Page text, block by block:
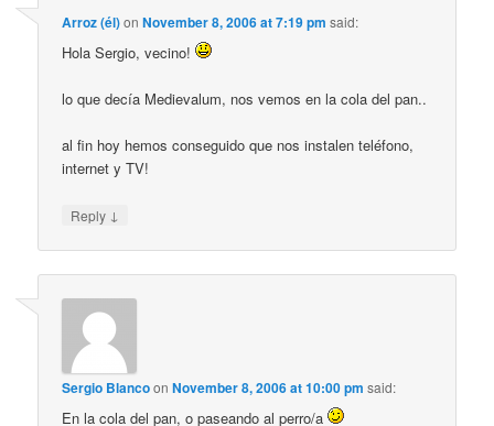
Arroz (él)onNovember 8, 2006 at 7:19 pm said:
Hola Sergio, vecino!
lo que decía Medievalum, nos vemos en la cola del pan..
al fin hoy hemos conseguido que nos instalen teléfono,
internet y TV!
Reply ↓
Sergio BlancoonNovember 8, 2006 at 10:00 pm said:
En la cola del pan, o paseando al perro/a